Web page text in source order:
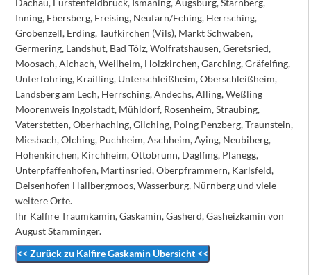
Dachau, Fürstenfeldbruck, Ismaning, Augsburg, Starnberg,
Inning, Ebersberg, Freising, Neufarn/Eching, Herrsching,
Gröbenzell, Erding, Taufkirchen (Vils), Markt Schwaben,
Germering, Landshut, Bad Tölz, Wolfratshausen, Geretsried,
Moosach, Aichach, Weilheim, Holzkirchen, Garching, Gräfelfing,
Unterföhring, Krailling, Unterschleißheim, Oberschleißheim,
Landsberg am Lech, Herrsching, Andechs, Alling, Weßling
Moorenweis Ingolstadt, Mühldorf, Rosenheim, Straubing,
Vaterstetten, Oberhaching, Gilching, Poing Penzberg, Traunstein,
Miesbach, Olching, Puchheim, Aschheim, Aying, Neubiberg,
Höhenkirchen, Kirchheim, Ottobrunn, Daglfing, Planegg,
Unterpfaffenhofen, Martinsried, Oberpframmern, Karlsfeld,
Deisenhofen Hallbergmoos, Wasserburg, Nürnberg und viele
weitere Orte.
Ihr Kalfire Traumkamin, Gaskamin, Gasherd, Gasheizkamin von
August Stamminger.
<< Zurück zu Kalfire Gaskamin Übersicht <<